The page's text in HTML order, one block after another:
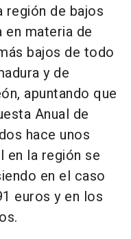
región de bajos
materia de
bajos de todo
y de
apuntando que
Anual de
hace unos
en la región se
en el caso
euros y en los